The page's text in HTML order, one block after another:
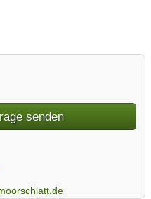
zum
// ca. 20 Sorten //
und von fest-
senden